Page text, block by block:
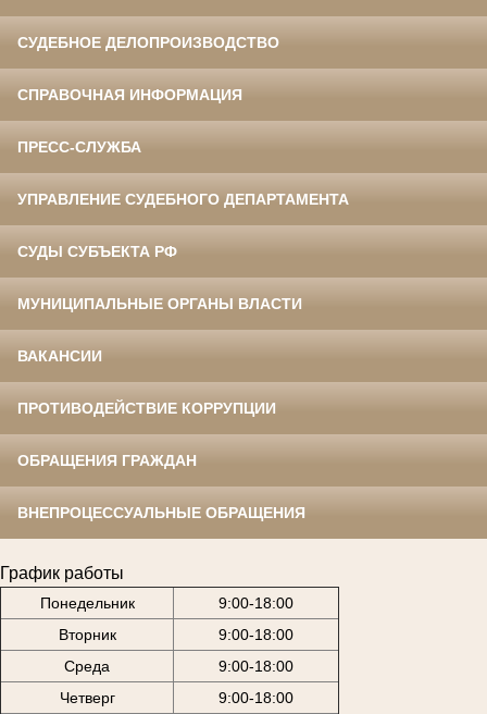
СУДЕБНОЕ ДЕЛОПРОИЗВОДСТВО
СПРАВОЧНАЯ ИНФОРМАЦИЯ
ПРЕСС-СЛУЖБА
УПРАВЛЕНИЕ СУДЕБНОГО ДЕПАРТАМЕНТА
СУДЫ СУБЪЕКТА РФ
МУНИЦИПАЛЬНЫЕ ОРГАНЫ ВЛАСТИ
ВАКАНСИИ
ПРОТИВОДЕЙСТВИЕ КОРРУПЦИИ
ОБРАЩЕНИЯ ГРАЖДАН
ВНЕПРОЦЕССУАЛЬНЫЕ ОБРАЩЕНИЯ
График работы
Понедельник
9:00-18:00
Вторник
9:00-18:00
Среда
9:00-18:00
Четверг
9:00-18:00